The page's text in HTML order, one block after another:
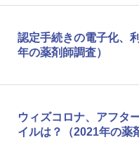
認定手続きの電子化、
年の薬剤師調査）
ウィズコロナ、アフタ
イルは？（2021年の薬